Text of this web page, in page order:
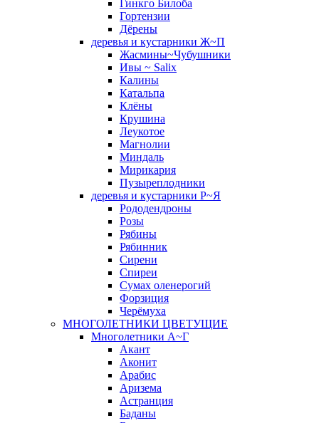
Гинкго Билоба
Гортензии
Дёрены
деревья и кустарники Ж~П
Жасмины~Чубушники
Ивы ~ Salix
Калины
Катальпа
Клёны
Крушина
Леукотое
Магнолии
Миндаль
Мирикария
Пузыреплодники
деревья и кустарники Р~Я
Рододендроны
Розы
Рябины
Рябинник
Сирени
Спиреи
Сумах оленерогий
Форзиция
Черёмуха
МНОГОЛЕТНИКИ ЦВЕТУЩИЕ
Многолетники А~Г
Акант
Аконит
Арабис
Аризема
Астранция
Баданы